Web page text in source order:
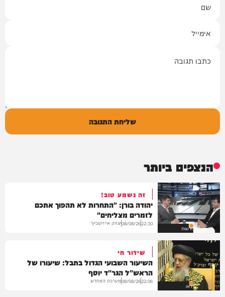
שליחת התגובה
הנצפים ביותר
חדשות
זה נשמע טוב!
יהודה בורן: "התחרות לא תהפוך אתכם
לזמרים מצליחים"
22:30
08/08/26יצחק אייזיקוביץ'
וידאו
שידור חי
השיעור השבועי הגדול בתבל: שיעורו של
הראש"ל הגר"ד יוסף
22:06
08/08/26מערכת המחדש